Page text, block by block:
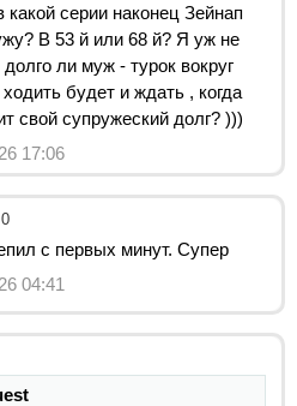
какой серии наконец Зейнап
В 53 й или 68 й? Я уж не
ли муж - турок вокруг
ходить будет и ждать , когда
свой супружеский долг? )))
17:06
0
с первых минут. Супер
04:41